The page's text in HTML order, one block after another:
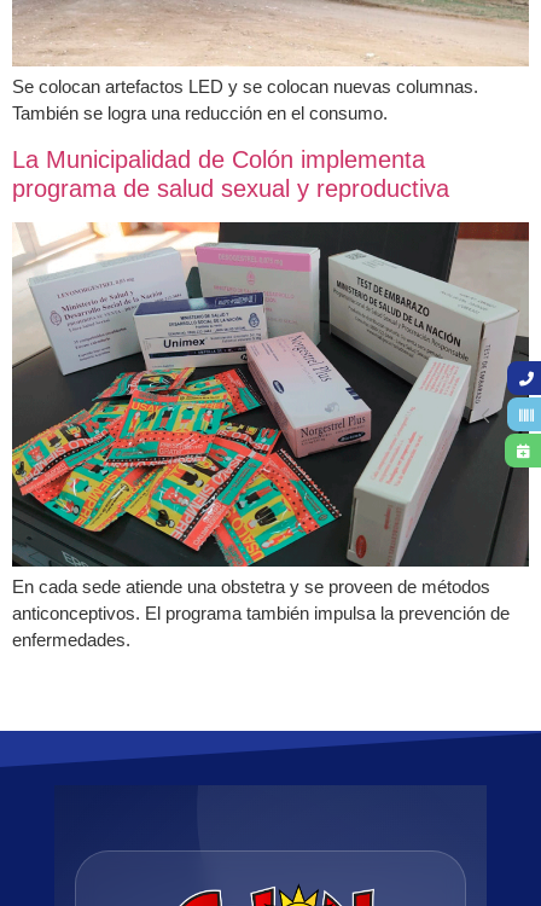
Se colocan artefactos LED y se colocan nuevas columnas.
También se logra una reducción en el consumo.
La Municipalidad de Colón implementa
programa de salud sexual y reproductiva
En cada sede atiende una obstetra y se proveen de métodos
anticonceptivos. El programa también impulsa la prevención de
enfermedades.